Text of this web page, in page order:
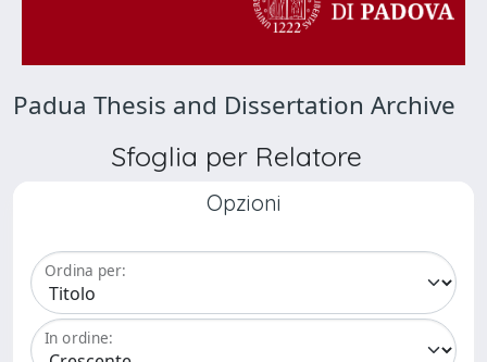
Padua Thesis and Dissertation Archive
Sfoglia per Relatore
Opzioni
Ordina per:
In ordine: